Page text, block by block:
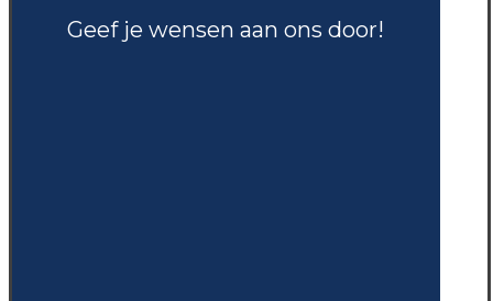
Geef je wensen aan ons door!